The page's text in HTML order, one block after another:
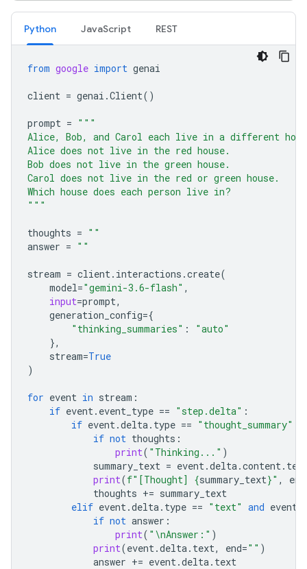
Python JavaScript REST
from google import genai
client = genai .Client()
prompt = """
Alice, Bob, and Carol each live in a different
Alice does not live in the red house.
Bob does not live in the green house.
Carol does not live in the red or green house.
Which house does each person live in?
"""
thoughts = ""
answer = ""
stream = client. interactions .create(
model="gemini-3.6-flash" ,
input=prompt,
generation_config={
"thinking_summaries" :
"auto"
},
stream=True
)
for event in stream :
if event. event_type == "step.delta" :
if event.delta. type == "thought_summary"
if not thoughts :
print( "Thinking..." )
summary_text = event.delta.content.
print(f"[Thought] {summary_text}" , end
thoughts += summary_text
elif event.delta. type == "text" and event
if not answer :
print( " \nAnswer:" )
print(event.delta. text, end="" )
answer += event.delta. text